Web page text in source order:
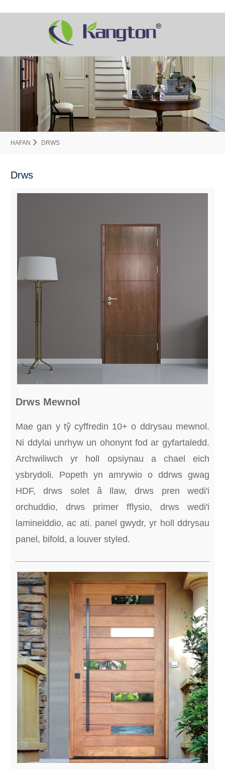
HAFAN DRWS
Drws
Drws Mewnol
Mae gan y tŷ cyffredin 10+ o ddrysau mewnol.
Ni ddylai unrhyw un ohonynt fod ar gyfartaledd.
Archwiliwch yr holl opsiynau a chael eich
ysbrydoli. Popeth yn amrywio o ddrws gwag
HDF, drws solet â llaw, drws pren wedi'i
orchuddio, drws primer fflysio, drws wedi'i
lamineiddio, ac ati. panel gwydr, yr holl ddrysau
panel, bifold, a louver styled.